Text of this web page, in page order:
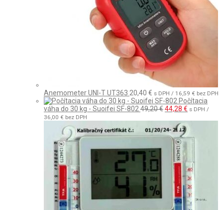
Anemometer UNI-T UT363 20,40 € s DPH / 16,59 € bez DPH
Počítacia
váha do 30 kg - Suoifei SF-802 49,20€Pôvodná
bola:
49,20 €.
44,28 € Aktuálna
s DPH /
36,00 € bez DPH